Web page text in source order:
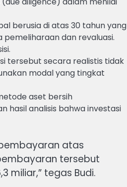
berusia di atas 30 tahun yang
dan revaluasi.
tersebut secara realistis tidak
modal yang tingkat
aset bersih
hasil analisis bahwa investasi
atas
tersebut
miliar,” tegas Budi.